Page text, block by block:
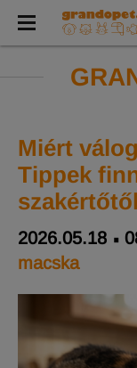
Miért
Tippek
szakértőtől
2026.05.18
macska